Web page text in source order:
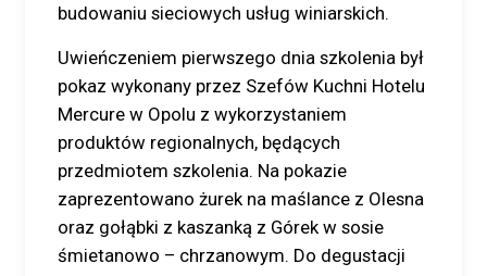
budowaniu sieciowych usług winiarskich.
Uwieńczeniem pierwszego dnia szkolenia był
pokaz wykonany przez Szefów Kuchni Hotelu
Mercure w Opolu z wykorzystaniem
produktów regionalnych, będących
przedmiotem szkolenia. Na pokazie
zaprezentowano żurek na maślance z Olesna
oraz gołąbki z kaszanką z Górek w sosie
śmietanowo – chrzanowym. Do degustacji